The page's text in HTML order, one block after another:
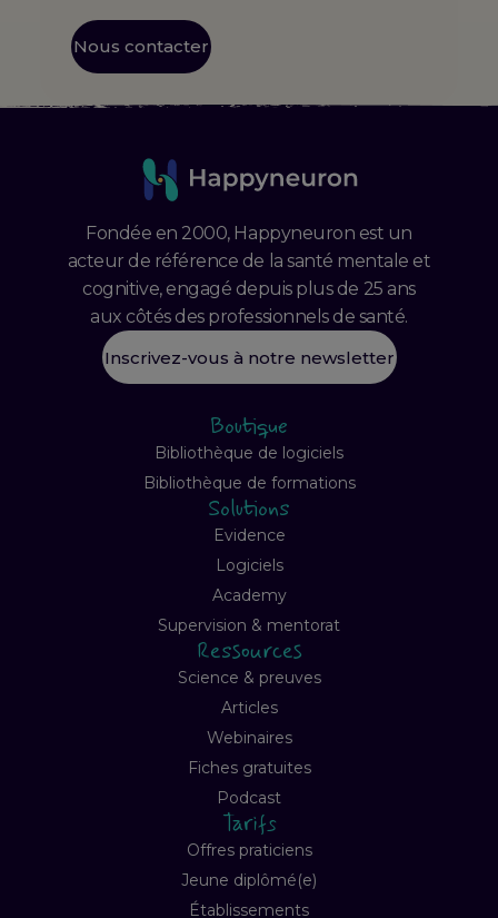
Nous contacter
Fondée en 2000, Happyneuron est un
acteur de référence de la santé mentale et
cognitive, engagé depuis plus de 25 ans
aux côtés des professionnels de santé.
Inscrivez-vous à notre newsletter
Boutique
Bibliothèque de logiciels
Bibliothèque de formations
Solutions
Evidence
Logiciels
Academy
Supervision & mentorat
Ressources
Science & preuves
Articles
Webinaires
Fiches gratuites
Podcast
Tarifs
Offres praticiens
Jeune diplômé(e)
Établissements